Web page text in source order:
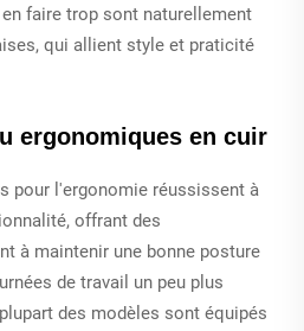
faire trop sont naturellement
qui allient style et praticité
ergonomiques en cuir
pour l'ergonomie réussissent à
offrant des
à maintenir une bonne posture
de travail un peu plus
des modèles sont équipés